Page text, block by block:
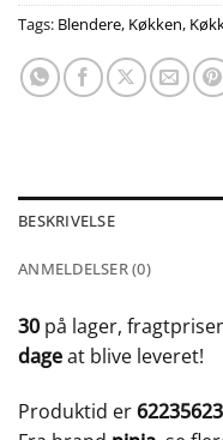
Tags: Blendere, Køkken,
BESKRIVELSE
ANMELDELSER (0)
30 på lager,
dageat blive leveret!
Produktid er